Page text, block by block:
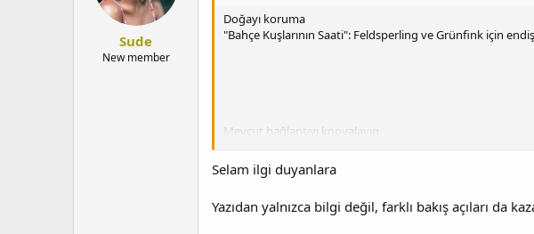
Sude
New member
Doğayı koruma
"Bahçe Kuşlarının Saati": Feldsperling ve Grünfink için
Mevcut bağlantıyı kopyalayın
Anma listesine ekle
Selam ilgi duyanlara
Yazıdan yalnızca bilgi değil, farklı bakış açıları da